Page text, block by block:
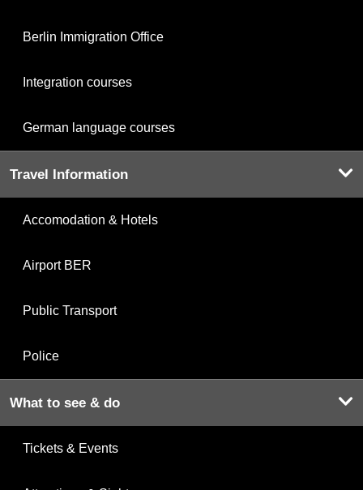
Berlin Immigration Office
Integration courses
German language courses
Travel Information
Accomodation & Hotels
Airport BER
Public Transport
Police
What to see & do
Tickets & Events